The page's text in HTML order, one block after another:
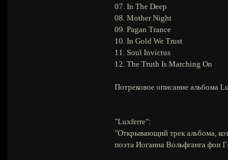
07. In The Deep
08. Mother Night
09. Pagan Trance
10. In Gold We Trust
11. Soul Invictus
12. The Truth Is Marching On
Потрековое описание альбома
"Luxferre":
"Открывающий трек альбома,
поэта Иоганна Вольфганга фон